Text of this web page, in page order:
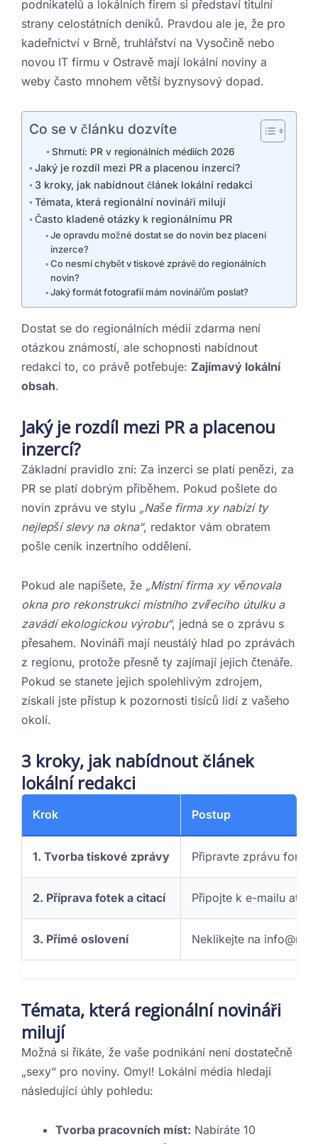
podnikatelů a lokálních firem si představí titulní
strany celostátních deníků. Pravdou ale je, že pro
kadeřnictví v Brně, truhlářství na Vysočině nebo
novou IT firmu v Ostravě mají lokální noviny a
weby často mnohem větší byznysový dopad.
Co se v článku dozvíte
Shrnutí: PR v regionálních médiích 2026
Jaký je rozdíl mezi PR a placenou inzercí?
3 kroky, jak nabídnout článek lokální redakci
Témata, která regionální novináři milují
Často kladené otázky k regionálnímu PR
Je opravdu možné dostat se do novin bez placení
inzerce?
Co nesmí chybět v tiskové zprávě do regionálních
novin?
Jaký formát fotografií mám novinářům poslat?
Dostat se do regionálních médií zdarma není
otázkou známostí, ale schopnosti nabídnout
redakci to, co právě potřebuje: Zajímavý lokální
obsah.
Jaký je rozdíl mezi PR a placenou
inzercí?
Základní pravidlo zní: Za inzerci se platí penězi, za
PR se platí dobrým příběhem. Pokud pošlete do
novin zprávu ve stylu „Naše firma xy nabízí ty
nejlepší slevy na okna“, redaktor vám obratem
pošle ceník inzertního oddělení.
Pokud ale napíšete, že „Místní firma xy věnovala
okna pro rekonstrukci místního zvířecího útulku a
zavádí ekologickou výrobu“, jedná se o zprávu s
přesahem. Novináři mají neustálý hlad po zprávách
z regionu, protože přesně ty zajímají jejich čtenáře.
Pokud se stanete jejich spolehlivým zdrojem,
získali jste přístup k pozornosti tisíců lidí z vašeho
okolí.
3 kroky, jak nabídnout článek
lokální redakci
Krok Postup
1. Tvorba tiskové zprávy Připravte zprávu
2. Příprava fotek a citací Připojte k e-mailu
3. Přímé oslovení Neklikejte na
Témata, která regionální novináři
milují
Možná si říkáte, že vaše podnikání není dostatečně
„sexy“ pro noviny. Omyl! Lokální média hledají
následující úhly pohledu:
Tvorba pracovních míst: Nabíráte 10